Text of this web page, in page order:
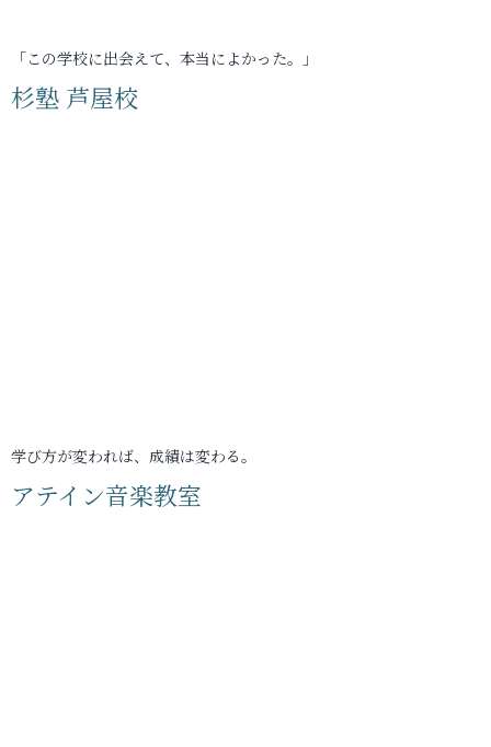
「この学校に出会えて、本当によかった。」
杉塾 芦屋校
学び方が変われば、成績は変わる。
アテイン音楽教室